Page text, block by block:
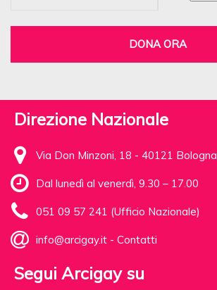
DONA ORA
Direzione Nazionale
Via Don Minzoni, 18 - 40121 Bologna
Dal lunedì al venerdì, 9.30 – 17.00
051 09 57 241 (Ufficio Nazionale)
info@arcigay.it - Contatti
Segui Arcigay su